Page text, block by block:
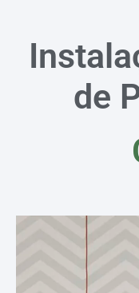
de